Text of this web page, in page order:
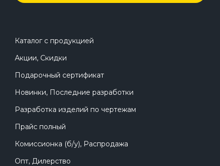
Каталог с продукцией
Акции, Скидки
Подарочный сертификат
Новинки, Последние разработки
Разработка изделий по чертежам
Прайс полный
Комиссионка (б/у), Распродажа
Опт, Дилерство